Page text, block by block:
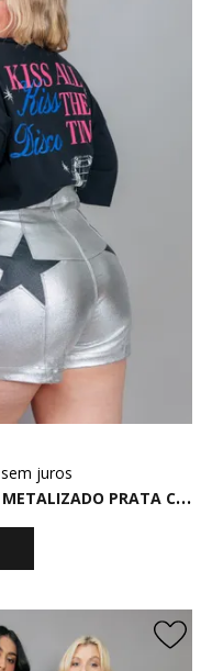
S
HORT HOT PANT METALIZADO PRATA COM ESTRELA PRETO
sem juros